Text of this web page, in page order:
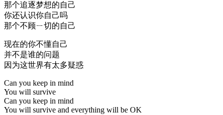
那个追逐梦想的自己
你还认识你自己吗
那个不顾ㄧ切的自己
现在的你不懂自己
并不是谁的问题
因为这世界有太多疑惑
Can you keep in mind
You will survive
Can you keep in mind
You will survive and everything will be OK